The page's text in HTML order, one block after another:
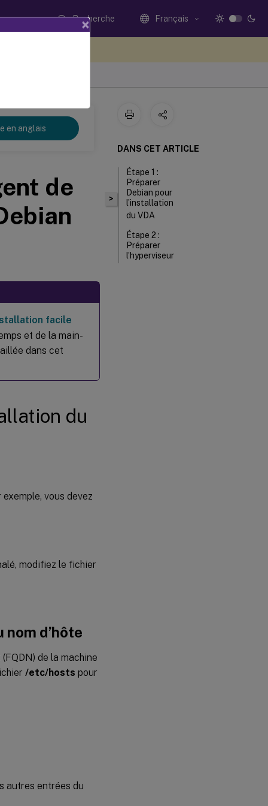
Recherche Français
en anglais
de
facile
et de la main-
dans cet
du
vous devez
modifiez le fichier
d’hôte
de la machine
/etc/hosts pour
autres entrées du
>
DANS CET ARTICLE
Étape 1 :
Préparer
Debian pour
l’installation
du VDA
Étape 2 :
Préparer
l’hyperviseur
×